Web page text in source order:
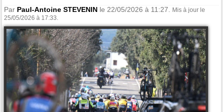
Par Paul-Antoine STEVENIN le 22/05/2026 à 11:27.
Mis à jour le
25/05/2026 à 17:33.